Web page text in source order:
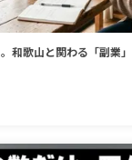
和歌山と関わる「副業